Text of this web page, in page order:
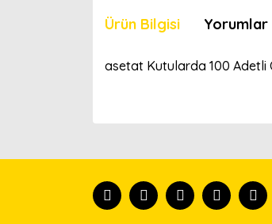
Ürün Bilgisi Yorumlar
asetat Kutularda 100 Adetli
Ürün açıklamasında eksik